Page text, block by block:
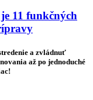
11 funkčných
a zvládnuť
až po jednoduché